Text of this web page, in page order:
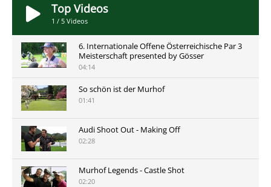
Top Videos
1 / 5 Videos
6. Internationale Offene Österreichische Par 3
Meisterschaft presented by Gösser
04:14
So schön ist der Murhof
01:41
Audi Shoot Out - Making Off
02:28
Murhof Legends - Castle Shot
02:20